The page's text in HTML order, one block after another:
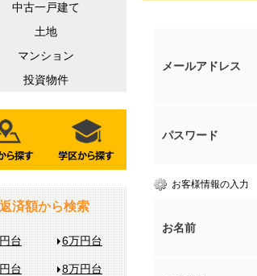
メールアドレス
パスワード
お客様情報の入力
お名前
中古一戸建て
土地
マンション
投資物件
済額から検索
台 6万円台
台 8万円台